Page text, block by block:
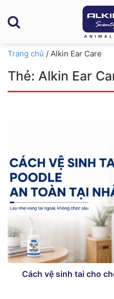
Trang chủ / Alkin Ear Care
Thẻ: Alkin Ear
Cách vệ sinh tai cho